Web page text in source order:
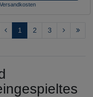
Versandkosten
1 2 3